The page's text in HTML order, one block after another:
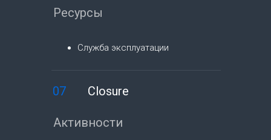
Ресурсы
Служба эксплуатации
07 Closure
Активности